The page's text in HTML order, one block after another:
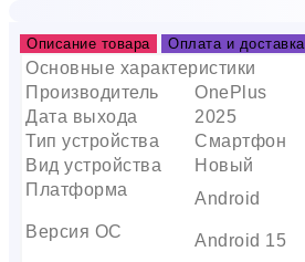
Описание товара Оплата и доставка
Основные характеристики
Производитель
OnePlus
Дата выхода
2025
Тип устройства
Смартфон
Вид устройства
Новый
Платформа
Android
Версия ОС
Android 15